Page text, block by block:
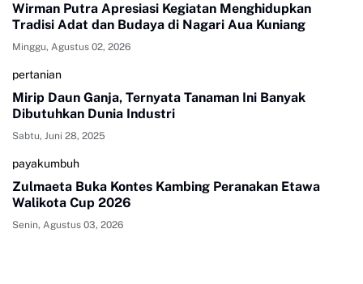
Wirman Putra Apresiasi Kegiatan Menghidupkan
Tradisi Adat dan Budaya di Nagari Aua Kuniang
Minggu, Agustus 02, 2026
pertanian
Mirip Daun Ganja, Ternyata Tanaman Ini Banyak
Dibutuhkan Dunia Industri
Sabtu, Juni 28, 2025
payakumbuh
Zulmaeta Buka Kontes Kambing Peranakan Etawa
Walikota Cup 2026
Senin, Agustus 03, 2026